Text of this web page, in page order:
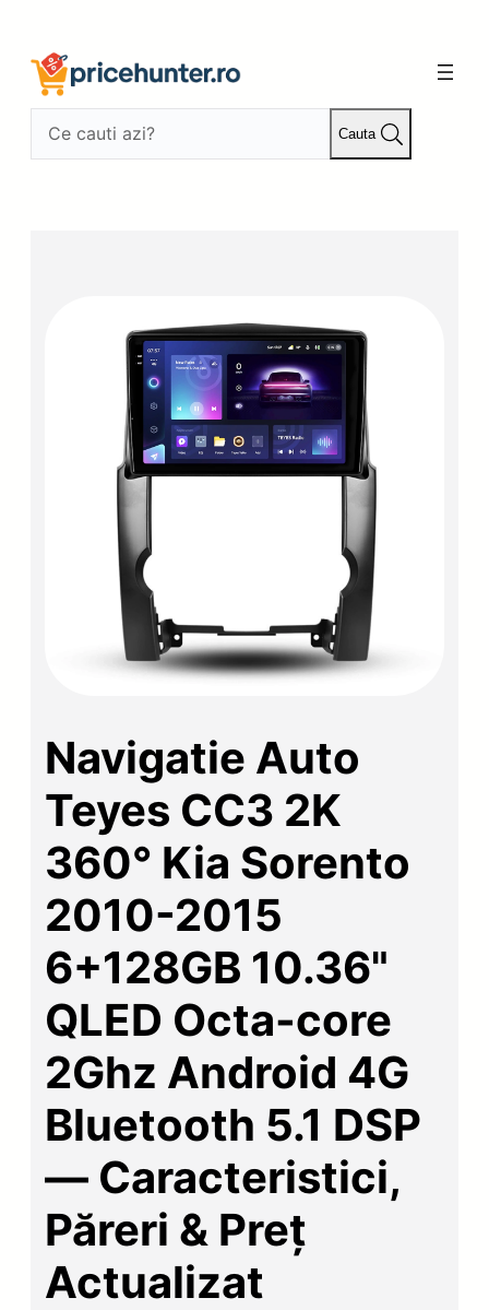
conținut
Cauta
Navigatie Auto
Teyes CC3 2K
360° Kia Sorento
2010-2015
6+128GB 10.36"
QLED Octa-core
2Ghz Android 4G
Bluetooth 5.1 DSP
— Caracteristici,
Păreri & Preț
Actualizat